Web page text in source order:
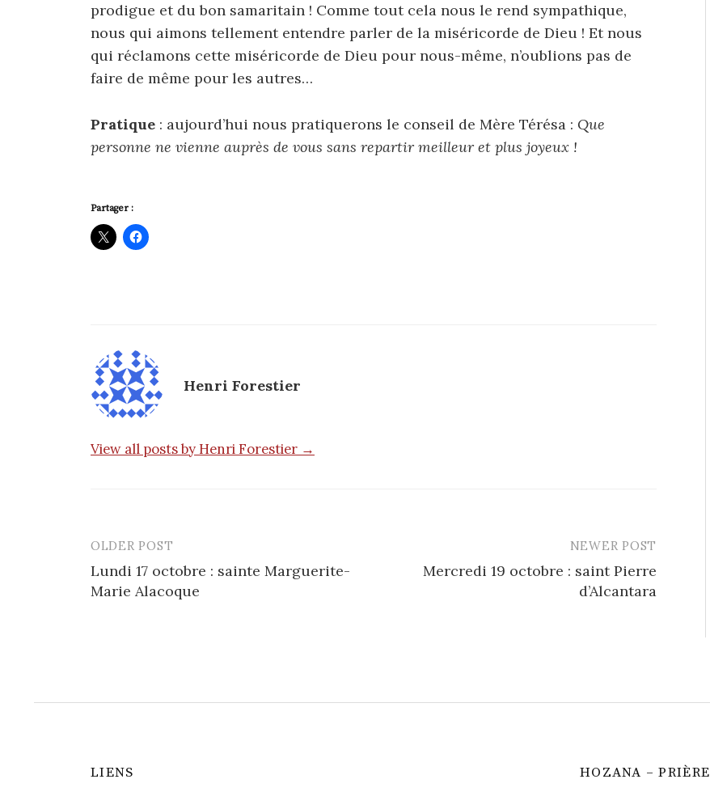
prodigue et du bon samaritain ! Comme tout cela nous le rend sympathique,
nous qui aimons tellement entendre parler de la miséricorde de Dieu ! Et nous
qui réclamons cette miséricorde de Dieu pour nous-même, n’oublions pas de
faire de même pour les autres…
Pratique : aujourd’hui nous pratiquerons le conseil de Mère Térésa : Que
personne ne vienne auprès de vous sans repartir meilleur et plus joyeux !
Partager :
Henri Forestier
View all posts by Henri Forestier →
Post
navigation
OLDER POST
Lundi 17 octobre : sainte Marguerite-
Marie Alacoque
NEWER POST
Mercredi 19 octobre : saint Pierre
d’Alcantara
LIENS HOZANA – PRIÈRE